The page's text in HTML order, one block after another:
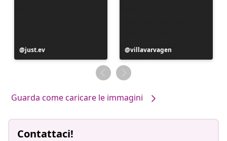
Post
pubblicato
just.ev
Post
pubblicato
da
villavarvagen
Guarda come caricare le immagini
Contattaci!